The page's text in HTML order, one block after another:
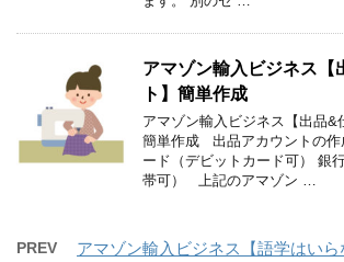
アマゾン輸入ビジネス【
ト】簡単作成
アマゾン輸入ビジネス【出品&
簡単作成 出品アカウントの作
ード（デビットカード可） 銀
帯可） 上記のアマゾン …
PREV
アマゾン輸入ビジネス【語学はい